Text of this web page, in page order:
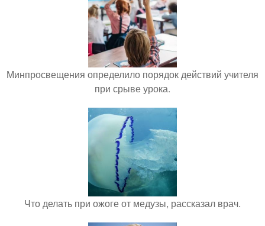
Минпросвещения определило порядок действий учителя
при срыве урока.
Что делать при ожоге от медузы, рассказал врач.